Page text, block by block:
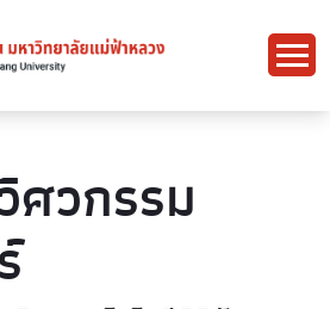
ศวกรรม